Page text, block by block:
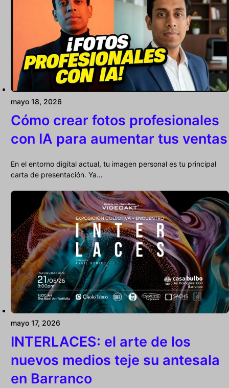
mayo 18, 2026
Cómo crear fotos profesionales
con IA para aumentar tus ventas
En el entorno digital actual, tu imagen personal es tu principal
carta de presentación. Ya…
mayo 17, 2026
INTERLACES: el arte de los
nuevos medios teje su antesala
en Barranco